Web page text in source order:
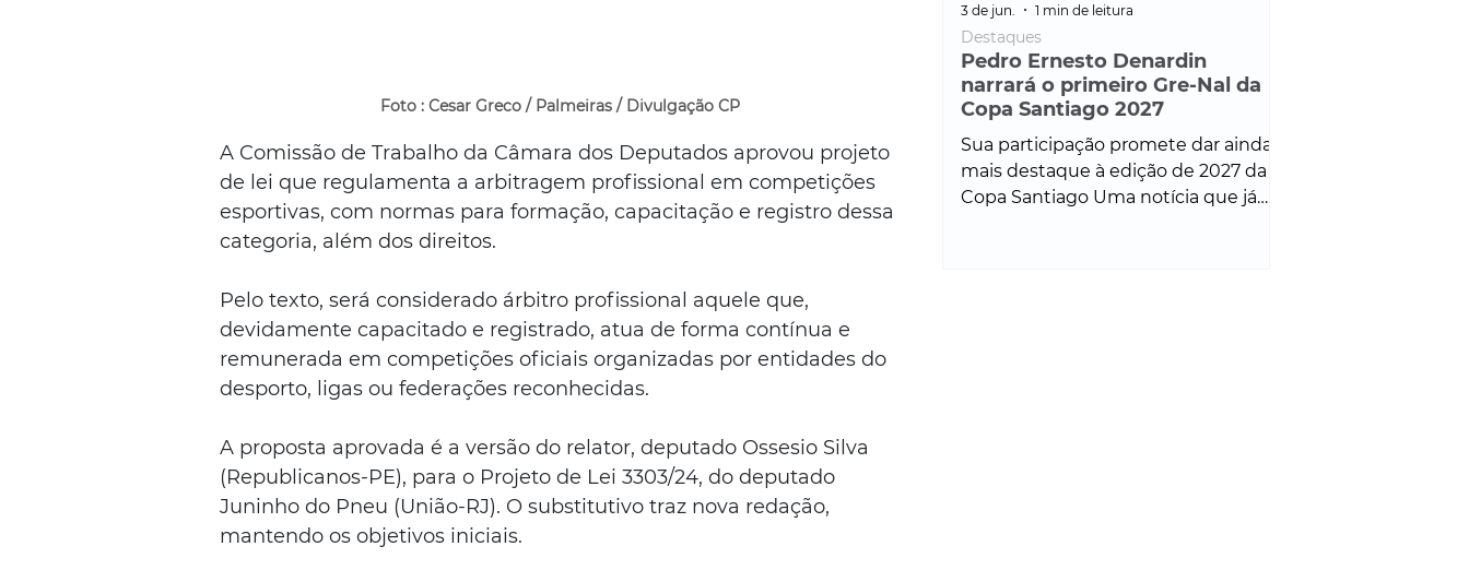
Foto : Cesar Greco / Palmeiras / Divulgação CP
A Comissão de Trabalho da Câmara dos Deputados aprovou projeto
de lei que regulamenta a arbitragem profissional em competições
esportivas, com normas para formação, capacitação e registro dessa
categoria, além dos direitos.
Pelo texto, será considerado árbitro profissional aquele que,
devidamente capacitado e registrado, atua de forma contínua e
remunerada em competições oficiais organizadas por entidades do
desporto, ligas ou federações reconhecidas.
A proposta aprovada é a versão do relator, deputado Ossesio Silva
(Republicanos-PE), para o Projeto de Lei 3303/24, do deputado
Juninho do Pneu (União-RJ). O substitutivo traz nova redação,
mantendo os objetivos iniciais.
Pedro Ernesto Denardin
narrará o primeiro Gre-Nal da
Copa Santiago 2027
Sua participação promete dar ainda
mais destaque à edição de 2027 da
Copa Santiago Uma notícia que já
Destaques
3 de jun. 1 min de leitura